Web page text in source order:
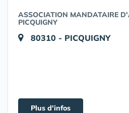
ASSOCIATION MANDATAIRE
PICQUIGNY
80310 - PICQUIGNY
Plus d'infos